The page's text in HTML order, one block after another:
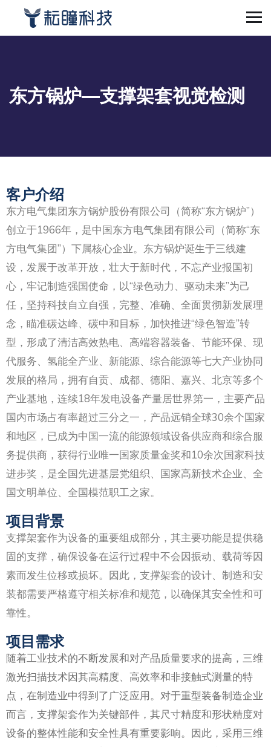
东方锅炉—支撑架套视觉检测
客户介绍
东方电气集团东方锅炉股份有限公司（简称“东方锅炉”）
创立于1966年，是中国东方电气集团有限公司（简称“东
方电气集团”）下属核心企业。东方锅炉诞生于三线建
设，发展于改革开放，壮大于新时代，不忘产业报国初
心，牢记制造强国使命，以“绿色动力、驱动未来”为己
任，坚持科技自立自强，完整、准确、全面贯彻新发展理
念，瞄准碳达峰、碳中和目标，加快推进“绿色智造”转
型，形成了清洁高效热电、高端容器装备、节能环保、现
代服务、氢能全产业、新能源、综合能源等七大产业协同
发展的格局，拥有自贡、成都、德阳、嘉兴、北京等多个
产业基地，连续18年发电设备产量居世界第一，主要产品
国内市场占有率超过三分之一，产品远销全球30余个国家
和地区，已成为中国一流的能源领域设备供应商和综合服
务提供商，获得行业唯一国家质量金奖和10余次国家科技
进步奖，是全国先进基层党组织、国家高新技术企业、全
国文明单位、全国模范职工之家。
项目背景
支撑架套作为设备的重要组成部分，其主要功能是提供稳
固的支撑，确保设备在运行过程中不会因振动、载荷等因
素而发生位移或损坏。因此，支撑架套的设计、制造和安
装都需要严格遵守相关标准和规范，以确保其安全性和可
靠性。
项目需求
随着工业技术的不断发展和对产品质量要求的提高，三维
激光扫描技术因其高精度、高效率和非接触式测量的特
点，在制造业中得到了广泛应用。对于重型装备制造企业
而言，支撑架套作为关键部件，其尺寸精度和形状精度对
设备的整体性能和安全性具有重要影响。因此，采用三维